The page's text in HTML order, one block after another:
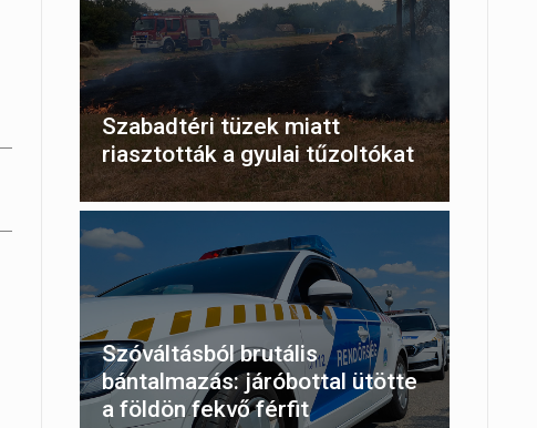
Szabadtéri tüzek miatt
riasztották a gyulai tűzoltókat
Szóváltásból brutális
bántalmazás: járóbottal ütötte
a földön fekvő férfit